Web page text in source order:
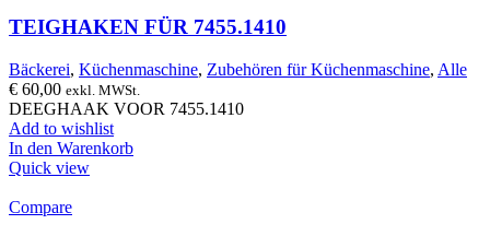
TEIGHAKEN FÜR 7455.1410
Bäckerei, Küchenmaschine, Zubehören für Küchenmaschine, Alle
€ 60,00 exkl. MWSt.
DEEGHAAK VOOR 7455.1410
Add to wishlist
In den Warenkorb
Quick view
Compare